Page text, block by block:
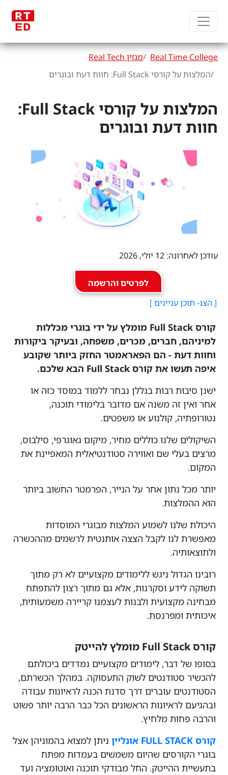
Real Time College
מגזין Real Tech
המלצות על קורסי Full Stack: חוות דעת ובוגרים
המלצות על קורסי Full Stack:
חוות דעת ובוגרים
עודכן לאחרונה: 12 יולי, 2026
לפרטים והרשמה
קורס Full Stack מומלץ על ידי בוגרי מכללות
למיניהם, חברים, מכרים, משפחה, ובעיקר ביקורות
וחוות דעת - הם הפאראמטר החזק ביותר שקובע
איפה תעשו את קורס Full Stack הבא שלכם.
ישנן סיבות רבות בגללן נבחר ללמוד במוסד כזה או
אחר ואין זה משנה אם מדובר בלימודי תוכנה,
נטורופתיה, קולנוע או משפטים.
השיקולים שלנו כוללים מחיר, מיקום גאוגרפי, סילבוס,
מרצים בעלי שם ואווירה סטודנטיאלית המאפיינת את
המקום.
יותר מכל נתון אחר על הנייר, הפרמטר החשוב ביותר
הוא ההמלצות.
היכולת שלנו לשמוע המלצות מבוגרי המוסדות
מאפשרת לנו לקבל הצצה אותנטית לרשמים מההכשרה
ולתוצאותיה.
רובינו הגדול ניגש ללימודים מקצועיים לא רק מתוך
תשוקה לידע וסקרנות, אלא גם מתוך רצון להתפתח
מבחינה מקצועית ולבנות לעצמנו קריירה משמעותית,
איכותית ומפרנסת.
קורס Full Stack מומלץ להייטק
בסופו של דבר, לימודים מקצועיים נמדדים ביכולתם
להכשיר סטודנטים לשוק התעסוקה. במהלך הכשרתם,
הסטודנטים עוברים דרך סדנת הכנה לראיונות עבודה
ובהגיעם לראיונות הראשונים הכל כבר הרבה יותר פשוט
והרבה פחות מלחיץ.
קורס FULL STACK אונליין
ניתן למצוא בהמוניהן אצל
בוגרי הקורסים שהיום משמשים בעמדות מפתח
בתעשיית ההייטק. החל מבודקי תוכנה ואוטומציה ועד